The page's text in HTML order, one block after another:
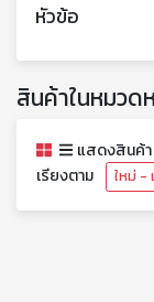
หัวข้อ
สินค้าในหมว
แสดงสินค้
เรียงตาม
ใหม่ -